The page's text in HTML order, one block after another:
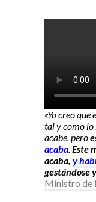
«Yo creo
tal y como lo
acabe, pero
acaba.Este
acaba, y
gestándose
Ministro de